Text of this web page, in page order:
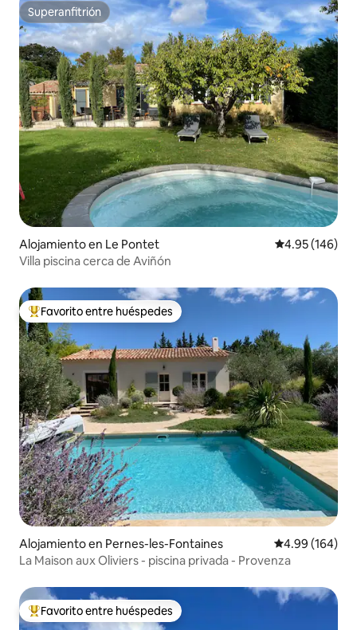
Superanfitrión
Superanfitrión
Alojamiento en Le Pontet Calificación
4.95 (146)
Villa piscina cerca de Aviñón
Favorito entre huéspedes preferido
Favorito entre huéspedes
Alojamiento en Pernes-les-Fontaines Calificación
4.99 (164)
La Maison aux Oliviers - piscina privada - Provenza
Favorito entre huéspedes preferido
Favorito entre huéspedes